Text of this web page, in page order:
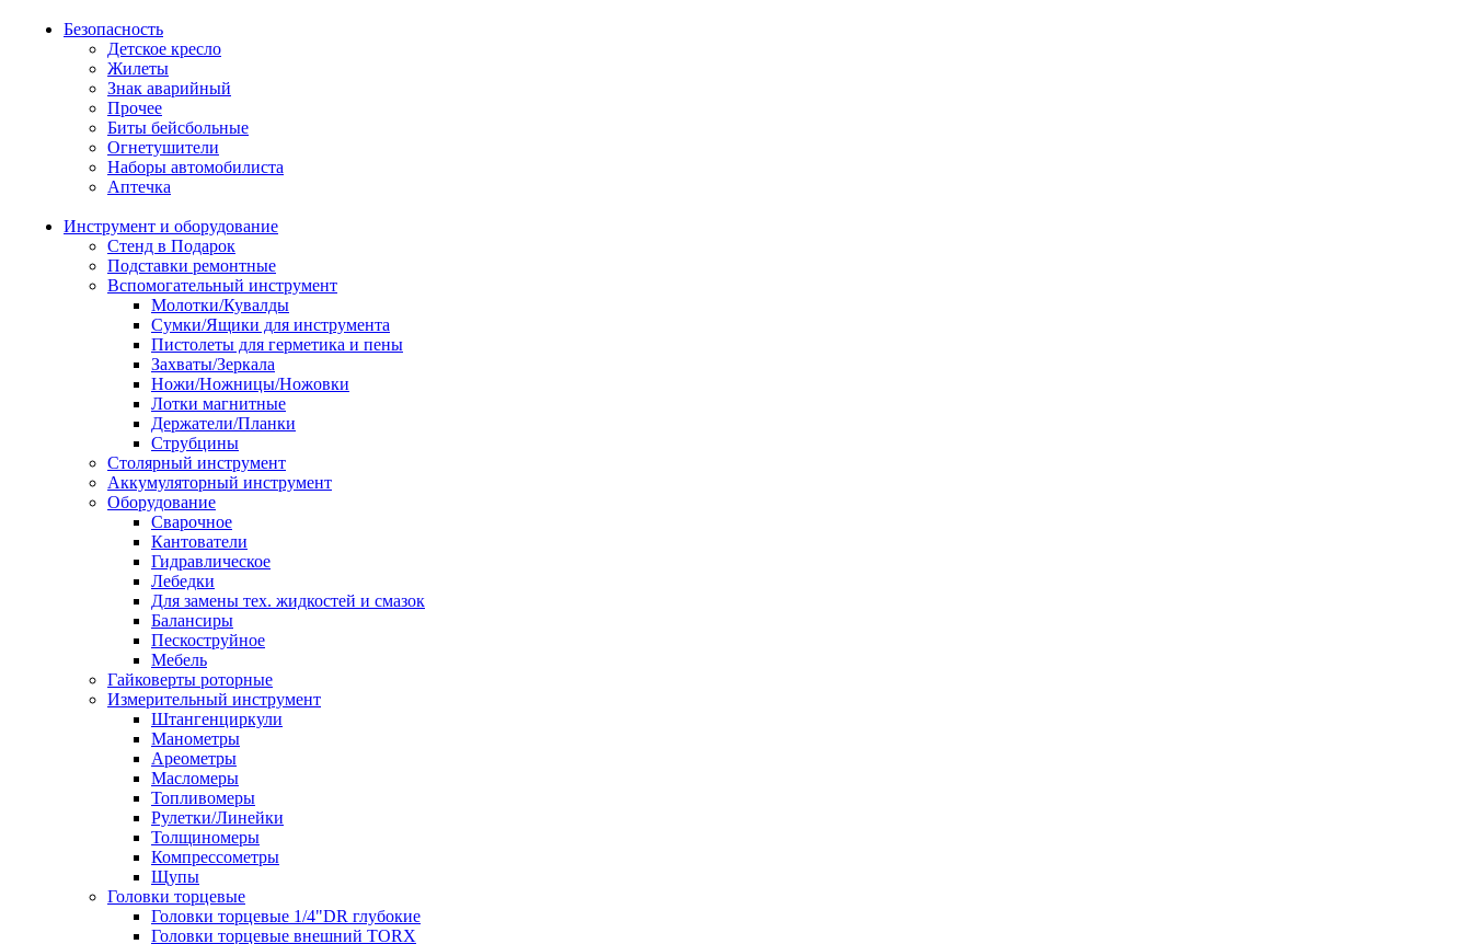
Безопасность
Детское кресло
Жилеты
Знак аварийный
Прочее
Биты бейсбольные
Огнетушители
Наборы автомобилиста
Аптечка
Инструмент и оборудование
Стенд в Подарок
Подставки ремонтные
Вспомогательный инструмент
Молотки/Кувалды
Сумки/Ящики для инструмента
Пистолеты для герметика и пены
Захваты/Зеркала
Ножи/Ножницы/Ножовки
Лотки магнитные
Держатели/Планки
Струбцины
Столярный инструмент
Аккумуляторный инструмент
Оборудование
Сварочное
Кантователи
Гидравлическое
Лебедки
Для замены тех. жидкостей и смазок
Балансиры
Пескоструйное
Мебель
Гайковерты роторные
Измерительный инструмент
Штангенциркули
Манометры
Ареометры
Масломеры
Топливомеры
Рулетки/Линейки
Толщиномеры
Компрессометры
Щупы
Головки торцевые
Головки торцевые 1/4"DR глубокие
Головки торцевые внешний TORX